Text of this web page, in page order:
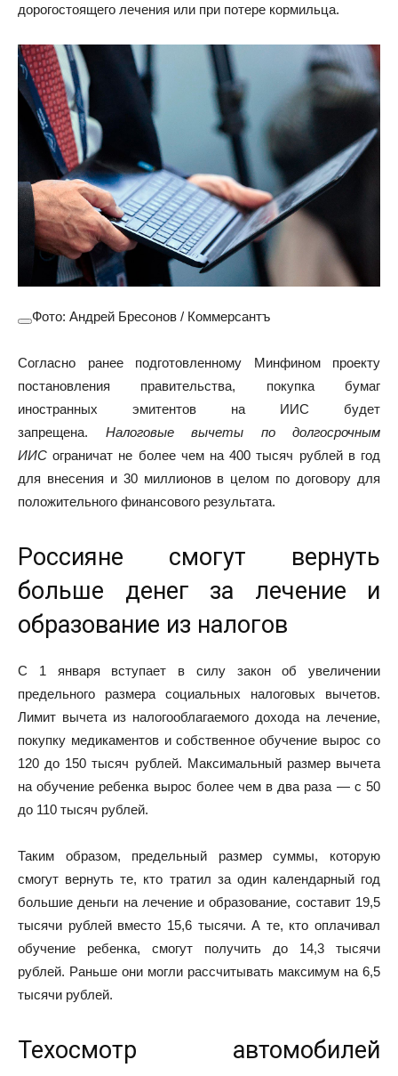
дорогостоящего лечения или при потере кормильца.
Фото: Андрей Бресонов / Коммерсантъ
Согласно ранее подготовленному Минфином проекту
постановления правительства, покупка бумаг
иностранных эмитентов на ИИС будет
запрещена. Налоговые вычеты по долгосрочным
ИИС ограничат не более чем на 400 тысяч рублей в год
для внесения и 30 миллионов в целом по договору для
положительного финансового результата.
Россияне смогут вернуть
больше денег за лечение и
образование из налогов
С 1 января вступает в силу закон об увеличении
предельного размера социальных налоговых вычетов.
Лимит вычета из налогооблагаемого дохода на лечение,
покупку медикаментов и собственное обучение вырос со
120 до 150 тысяч рублей. Максимальный размер вычета
на обучение ребенка вырос более чем в два раза — с 50
до 110 тысяч рублей.
Таким образом, предельный размер суммы, которую
смогут вернуть те, кто тратил за один календарный год
большие деньги на лечение и образование, составит 19,5
тысячи рублей вместо 15,6 тысячи. А те, кто оплачивал
обучение ребенка, смогут получить до 14,3 тысячи
рублей. Раньше они могли рассчитывать максимум на 6,5
тысячи рублей.
Техосмотр автомобилей